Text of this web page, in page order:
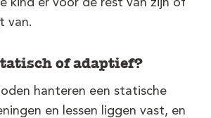
kind er voor de rest van zijn of
van.
of adaptief?
hanteren een statische
en lessen liggen vast, en